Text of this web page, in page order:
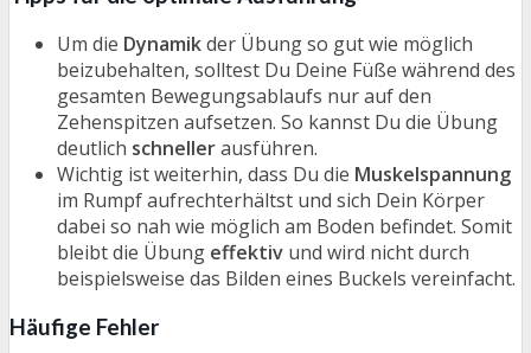
Um die Dynamikder Übung so gut wie möglich
beizubehalten, solltest Du Deine Füße während des
gesamten Bewegungsablaufs nur auf den
Zehenspitzen aufsetzen. So kannst Du die Übung
deutlich schnellerausführen.
Wichtig ist weiterhin, dass Du die Muskelspannung
im Rumpf aufrechterhältst und sich Dein Körper
dabei so nah wie möglich am Boden befindet. Somit
bleibt die Übung effektiv und wird nicht durch
beispielsweise das Bilden eines Buckels vereinfacht.
Häufige Fehler